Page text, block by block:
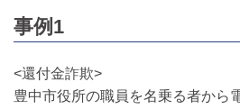
事例1
<還付金詐欺>
豊中市役所の職員を名乗る者から